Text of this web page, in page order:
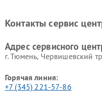
Ремонт роботов-пылесосов
Контакты сервис
Адрес сервисного
г. Тюмень, ​Червишевский
Горячая линия:
+7 (345) 221-57-86